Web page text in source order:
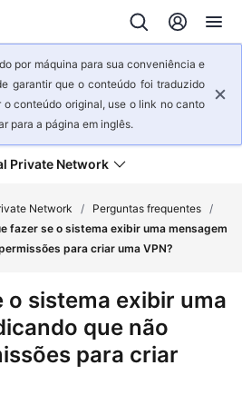
por máquina para sua conveniência e
garantir que o conteúdo foi traduzido
o conteúdo original, use o link no canto
para a página em inglês.
Private Network
Network / Perguntas frequentes /
fazer se o sistema exibir uma mensagem
para criar uma VPN?
o sistema exibir uma
que não
para criar